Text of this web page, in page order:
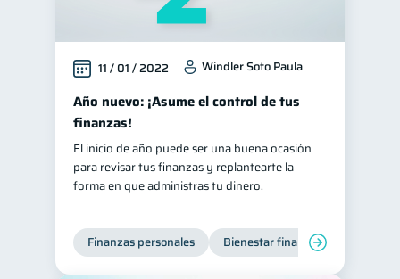
11 / 01 / 2022 Windler Soto Paula
Año nuevo: ¡Asume el control de tus
finanzas!
El inicio de año puede ser una buena ocasión
para revisar tus finanzas y replantearte la
forma en que administras tu dinero.
Finanzas personales Bienestar financiero